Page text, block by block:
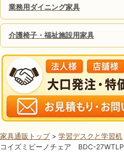
業務用ダイニング家具
介護椅子・福祉施設用家具
家具通販トップ> 学習デスクと学習机
コイズミビーノチェア BDC-27WTLP